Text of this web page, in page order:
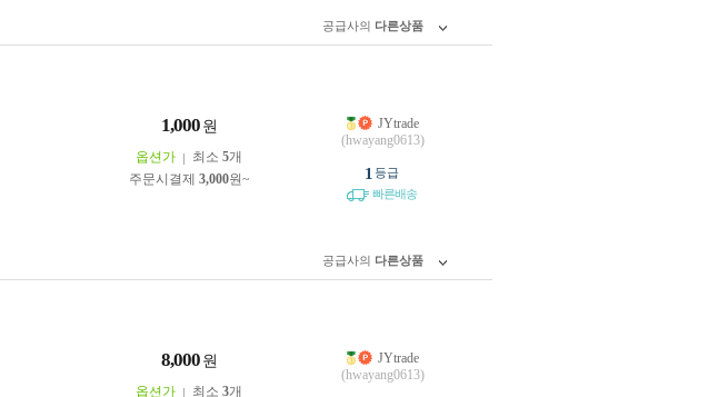
공급사의 다른상품
1,000 원
옵션가 최소 5개
주문시결제 3,000원~
JYtrade
(hwayang0613)
1 등급
빠른배송
공급사의 다른상품
8,000 원
옵션가 최소 3개
JYtrade
(hwayang0613)